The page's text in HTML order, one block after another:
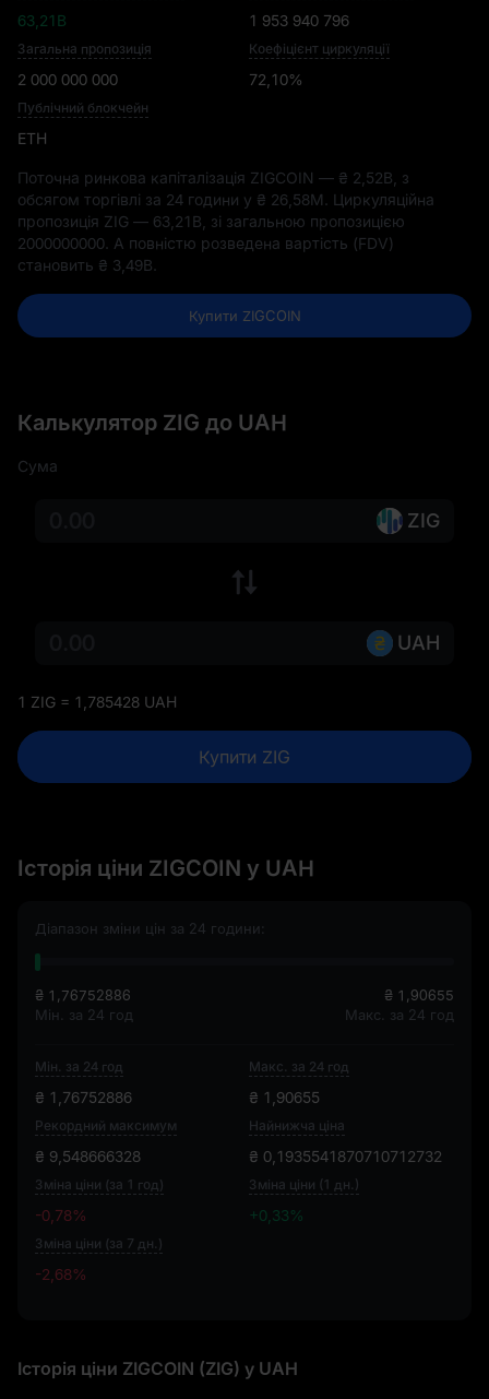
63,21B 1 953 940 796
Загальна пропозиція
2 000 000 000
Коефіцієнт циркуляції
72,10%
Публічний блокчейн
ETH
Поточна ринкова капіталізація ZIGCOIN — ₴ 2,52B , з
обсягом торгівлі за 24 години у ₴ 26,58M
. Циркуляційна
пропозиція ZIG — 63,21B , зі загальною пропозицією
2000000000 . А повністю розведена вартість (FDV)
становить ₴ 3,49B
Купити ZIGCOIN
Калькулятор ZIG до UAH
Сума
ZIG
UAH
1 ZIG = 1,785428 UAH
Купити ZIG
Історія ціни ZIGCOIN у UAH
Діапазон зміни цін за 24 години:
₴ 1,76752886
Мін. за 24 год
₴ 1,90655
Макс. за 24 год
Мін. за 24 год
₴ 1,76752886
Макс. за 24 год
₴ 1,90655
Рекордний максимум
₴ 9,548666328
Найнижча ціна
₴ 0,1935541870710712732
Зміна ціни (за 1 год)
-0,78%
Зміна ціни (1 дн.)
+0,33%
Зміна ціни (за 7 дн.)
-2,68%
Історія ціни ZIGCOIN (ZIG) у UAH